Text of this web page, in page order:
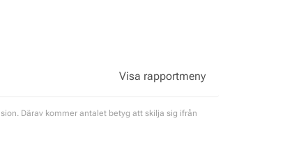
Därav kommer antalet betyg att skilja sig ifrån